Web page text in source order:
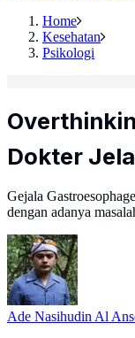
Home
Kesehatan
Psikologi
Dokter
Gejala
dengan adanya
Ade Nasihudin Al